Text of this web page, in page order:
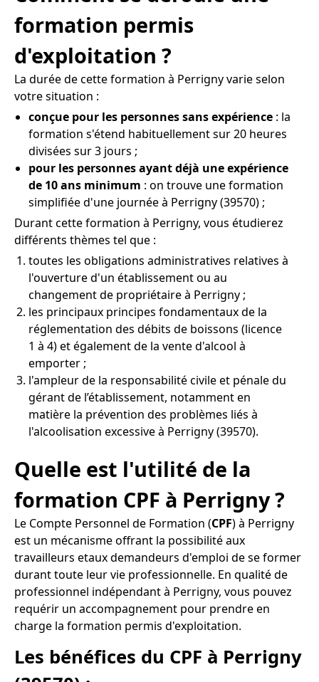
formation permis
d'exploitation ?
La durée de cette formation à Perrigny varie selon
votre situation :
conçue pour les personnes sans expérience : la
formation s'étend habituellement sur 20 heures
divisées sur 3 jours ;
pour les personnes ayant déjà une expérience
de 10 ans minimum : on trouve une formation
simplifiée d'une journée à Perrigny (39570) ;
Durant cette formation à Perrigny, vous étudierez
différents thèmes tel que :
toutes les obligations administratives relatives à
l'ouverture d'un établissement ou au
changement de propriétaire à Perrigny ;
les principaux principes fondamentaux de la
réglementation des débits de boissons (licence
1 à 4) et également de la vente d'alcool à
emporter ;
l'ampleur de la responsabilité civile et pénale du
gérant de l’établissement, notamment en
matière la prévention des problèmes liés à
l'alcoolisation excessive à Perrigny (39570).
Quelle est l'utilité de la
formation CPF à Perrigny ?
Le Compte Personnel de Formation (CPF) à Perrigny
est un mécanisme offrant la possibilité aux
travailleurs etaux demandeurs d'emploi de se former
durant toute leur vie professionnelle. En qualité de
professionnel indépendant à Perrigny, vous pouvez
requérir un accompagnement pour prendre en
charge la formation permis d'exploitation.
Les bénéfices du CPF à Perrigny